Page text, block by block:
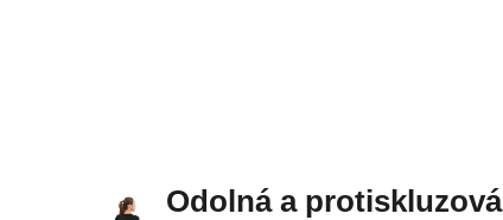
Odolná a protiskluzová